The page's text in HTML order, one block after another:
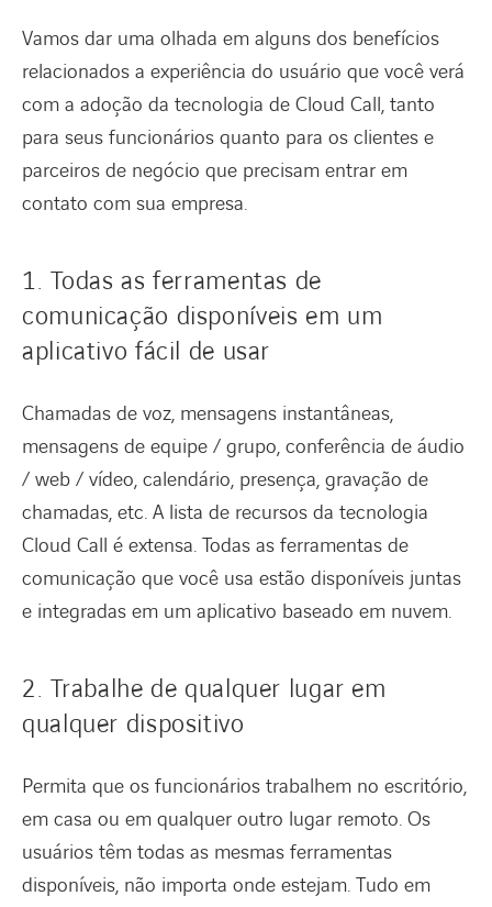
Vamos dar uma olhada em alguns dos benefícios
relacionados a experiência do usuário que você verá
com a adoção da tecnologia de Cloud Call, tanto
para seus funcionários quanto para os clientes e
parceiros de negócio que precisam entrar em
contato com sua empresa.
1. Todas as ferramentas de
comunicação disponíveis em um
aplicativo fácil de usar
Chamadas de voz, mensagens instantâneas,
mensagens de equipe / grupo, conferência de áudio
/ web / vídeo, calendário, presença, gravação de
chamadas, etc. A lista de recursos da tecnologia
Cloud Call é extensa. Todas as ferramentas de
comunicação que você usa estão disponíveis juntas
e integradas em um aplicativo baseado em nuvem.
2. Trabalhe de qualquer lugar em
qualquer dispositivo
Permita que os funcionários trabalhem no escritório,
em casa ou em qualquer outro lugar remoto. Os
usuários têm todas as mesmas ferramentas
disponíveis, não importa onde estejam. Tudo em